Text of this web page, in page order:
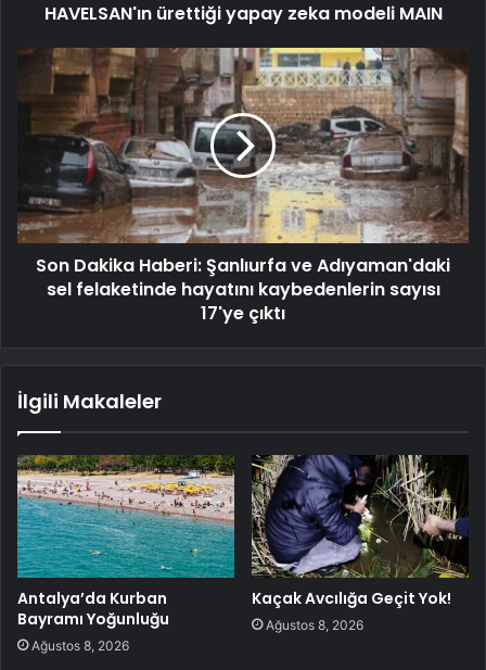
HAVELSAN'ın ürettiği yapay zeka modeli MAIN
Son Dakika Haberi: Şanlıurfa ve Adıyaman'daki
sel felaketinde hayatını kaybedenlerin sayısı
17'ye çıktı
İlgili Makaleler
Antalya’da Kurban
Bayramı Yoğunluğu
Ağustos 8, 2026
Kaçak Avcılığa Geçit Yok!
Ağustos 8, 2026